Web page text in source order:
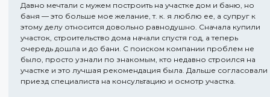
Давно мечтали с мужем построить на участке дом и баню, но
баня — это больше мое желание, т. к. я люблю ее, а супруг к
этому делу относится довольно равнодушно. Сначала купили
участок, строительство дома начали спустя год, а теперь
очередь дошла и до бани. С поиском компании проблем не
было, просто узнали по знакомым, кто недавно строился на
участке и это лучшая рекомендация была. Дальше согласовали
приезд специалиста на консультацию и осмотр участка.